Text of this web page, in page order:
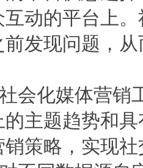
互动的平台上
前发现问题，
会化媒体营
主题趋势和
策略，实现